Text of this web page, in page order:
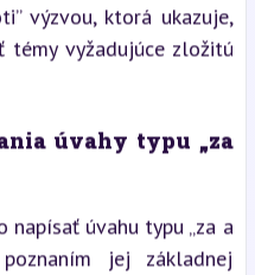
výzvou, ktorá ukazuje,
témy vyžadujúce zložitú
úvahy typu „za
napísať úvahu typu „za a
jej základnej